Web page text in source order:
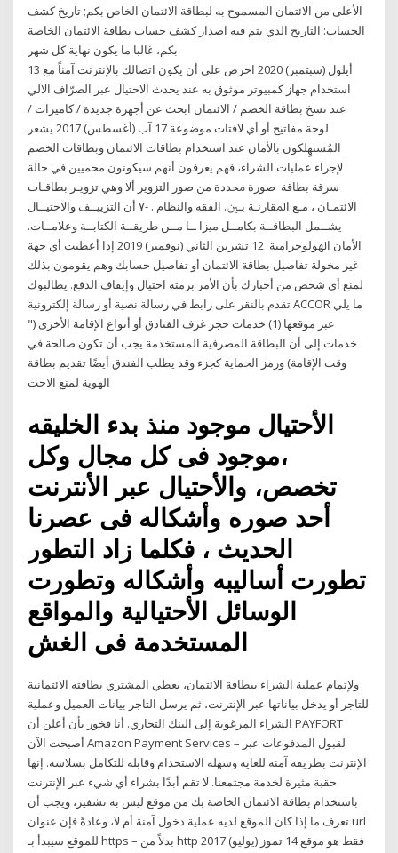
الأعلى من الائتمان المسموح به لبطاقة الائتمان الخاص بكم; تاريخ كشف
الحساب: التاريخ الذي يتم فيه اصدار كشف حساب بطاقة الائتمان الخاصة
بكم، غالبا ما يكون نهاية كل شهر
13 أيلول (سبتمبر) 2020 احرص على أن يكون اتصالك بالإنترنت آمناً مع
استخدام جهاز كمبيوتر موثوق به عند يحدث الاحتيال عبر الصرّاف الآلي
عند نسخ بطاقة الخصم / الائتمان ابحث عن أجهزة جديدة / كاميرات /
لوحة مفاتيح أو أي لافتات موضوعة 17 آب (أغسطس) 2017 يشعر
المُستهِلكون بالأمان عند استخدام بطاقات الائتمان وبطاقات الخصم
لإجراء عمليات الشراء، فهم يعرفون أنهم سيكونون محميين في حالة
سرقة بطاقة ﺻﻮرة ﳏﺪدة ﻣﻦ ﺻﻮر اﻟﺘﺰوﻳﺮ أﻻ وﻫﻲ ﺗﺰوﻳـﺮ ﺑﻄﺎﻗـﺎت
اﻻﺋﺘﻤـﺎن ، ﻣـﻊ اﳌﻘﺎرﻧـﺔ ﺑـﲔ. اﻟﻔﻘﻪ واﻟﻨﻈﺎم . -٧ أن اﻟﺘﺰﻳﻴــﻒ واﻻﺣﺘﻴــﺎل
ﻳﺸــﻤﻞ اﻟﺒﻄﺎﻗــﺔ ﺑﻜﺎﻣــﻞ ﻣﻴﺰا ــﺎ ﻣــﻦ ﻃﺮﻳﻘــﺔ اﻟﻜﺘﺎﺑــﺔ وﻋﻼﻣــﺎت.
اﻷﻣﺎن اﳍﻮﻟﻮﺟﺮاﻣﻴﺔ 12 تشرين الثاني (نوفمبر) 2019 إذا أعطيت أي جهة
غير مخولة تفاصيل بطاقة الائتمان أو تفاصيل حسابك وهم يقومون بذلك
لمنع أي شخص من أخبارك بأن الأمر برمته احتيال وإيقاف الدفع. يطالبوك
بالنقر على رابط في رسالة نصية أو رسالة إلكترونية ‎تقدم ACCOR ما يلي
عبر موقعها (1) خدمات حجز غرف الفنادق أو أنواع الإقامة الأخرى ("
خدمات إلى أن البطاقة المصرفية المستخدمة يجب أن تكون صالحة في
وقت الإقامة) ورمز الحماية كجزء وقد يطلب الفندق أيضًا تقديم بطاقة
الهوية لمنع الاحت
الأحتيال موجود منذ بدء الخليقه
،موجود فى كل مجال وكل
تخصص، والأحتيال عبر الأنترنت
أحد صوره وأشكاله فى عصرنا
الحديث ، فكلما زاد التطور
تطورت أساليبه وأشكاله وتطورت
الوسائل الأحتيالية والمواقع
المستخدمة فى الغش
ولإتمام عملية الشراء ببطاقة الائتمان، يعطي المشتري بطاقته الائتمانية
للتاجر أو يدخل بياناتها عبر الإنترنت، ثم يرسل التاجر بيانات العميل وعملية
الشراء المرغوبة إلى البنك التجاري. أنا فخور بأن أعلن أن PAYFORT
أصبحت الآن Amazon Payment Services – لقبول المدفوعات عبر
الإنترنت بطريقة آمنة للغاية وسهلة الاستخدام وقابلة للتكامل بسلاسة. إنها
حقبة مثيرة لخدمة مجتمعنا. لا تقم أبدًا بشراء أي شيء عبر الإنترنت
باستخدام بطاقة الائتمان الخاصة بك من موقع ليس به تشفير، ويجب أن
تعرف ما إذا كان الموقع لديه عملية دخول آمنة أم لا، وعادةً فإن عنوان url
للموقع سيبدأ بـ https – بدلاً من http فقط هو موقع 14 تموز (يوليو) 2017